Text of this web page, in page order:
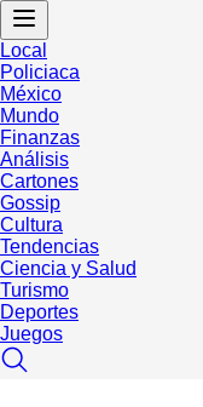
Local
Policiaca
México
Mundo
Finanzas
Análisis
Cartones
Gossip
Cultura
Tendencias
Ciencia y Salud
Turismo
Deportes
Juegos